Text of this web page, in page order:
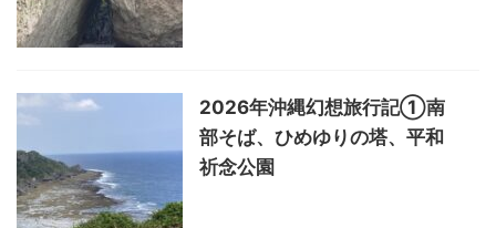
2026年沖縄幻想旅行記①南
部そば、ひめゆりの塔、平和
祈念公園